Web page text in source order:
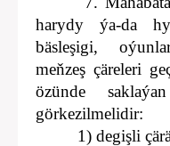
harydy ýa-da
bäsleşigi,
meňzeş çäreleri
özünde
görkezilmelidir:
1) degişli